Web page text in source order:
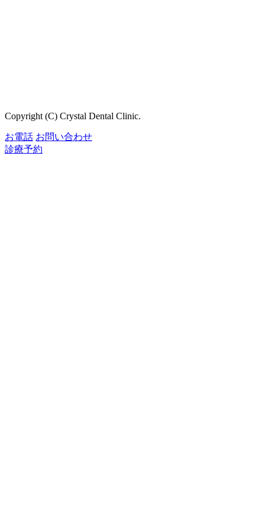
Copyright (C) Crystal Dental Clinic.
お電話 お問い合わせ
診療予約